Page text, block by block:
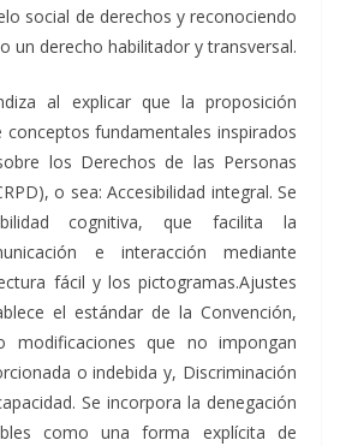
social de derechos y reconociendo
un derecho habilitador y transversal.
al explicar que la proposición
fundamentales inspirados
los Derechos de las Personas
o sea: Accesibilidad integral. Se
cognitiva, que facilita la
e interacción mediante
fácil y los pictogramas.Ajustes
el estándar de la Convención,
modificaciones que no impongan
o indebida y, Discriminación
Se incorpora la denegación
como una forma explícita de